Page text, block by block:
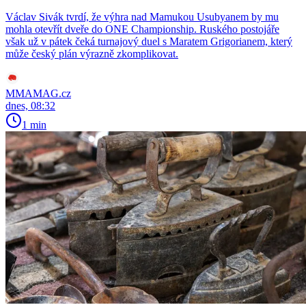
Václav Sivák tvrdí, že výhra nad Mamukou Usubyanem by mu
mohla otevřít dveře do ONE Championship. Ruského postojáře
však už v pátek čeká turnajový duel s Maratem Grigorianem, který
může český plán výrazně zkomplikovat.
MMAMAG.cz
dnes, 08:32
1 min